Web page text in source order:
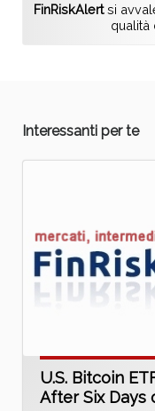
FinRiskAlertsi
qualità
Interessanti per te
U.S. Bitcoin
After Six Days